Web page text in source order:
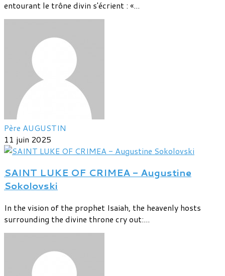
entourant le trône divin s'écrient : «...
Père AUGUSTIN
11 juin 2025
SAINT LUKE OF CRIMEA - Augustine
Sokolovski
In the vision of the prophet Isaiah, the heavenly hosts
surrounding the divine throne cry out:...